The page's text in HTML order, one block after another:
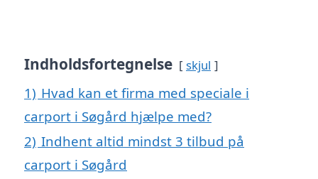
Indholdsfortegnelse skjul
1) Hvad kan et firma med speciale i
carport i Søgård hjælpe med?
2) Indhent altid mindst 3 tilbud på
carport i Søgård